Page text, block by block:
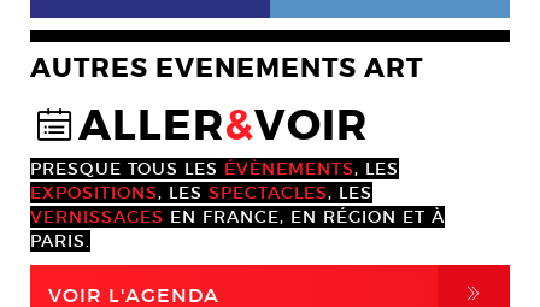
AUTRES EVENEMENTS ART
@ALLER&VOIR
PRESQUE TOUS LES ÉVÈNEMENTS, LES
EXPOSITIONS, LES SPECTACLES, LES
VERNISSAGES EN FRANCE, EN RÉGION ET À
PARIS.
VOIR L'AGENDA ,